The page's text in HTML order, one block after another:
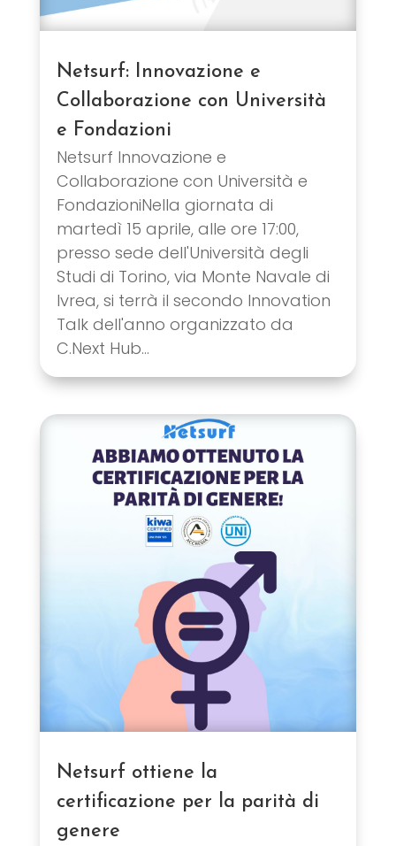
Netsurf: Innovazione e
Collaborazione con Università
e Fondazioni
Netsurf Innovazione e
Collaborazione con Università e
FondazioniNella giornata di
martedì 15 aprile, alle ore 17:00,
presso sede dell'Università degli
Studi di Torino, via Monte Navale di
Ivrea, si terrà il secondo Innovation
Talk dell'anno organizzato da
C.Next Hub...
Netsurf ottiene la
certificazione per la parità di
genere